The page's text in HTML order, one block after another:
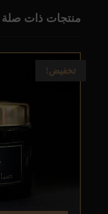
منتجات ذات صلة
تخفيض!